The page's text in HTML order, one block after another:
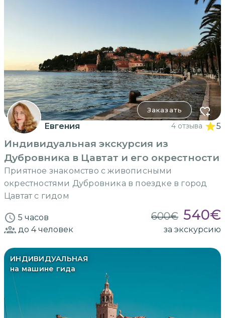
Заказать
Евгения 4 отзыва 5
Индивидуальная экскурсия из
Дубровника в Цавтат и его окрестности
Приятное знакомство с живописными
окрестностями Дубровника в поездке в город
Цавтат с гидом
5 часов 600€ 540€
до 4человек за экскурсию
ИНДИВИДУАЛЬНАЯ
на машине гида